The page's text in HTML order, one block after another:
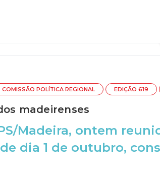
COMISSÃO POLÍTICA REGIONAL EDIÇÃO 619
madeirenses
Madeira, ontem
dia 1 de outubro,